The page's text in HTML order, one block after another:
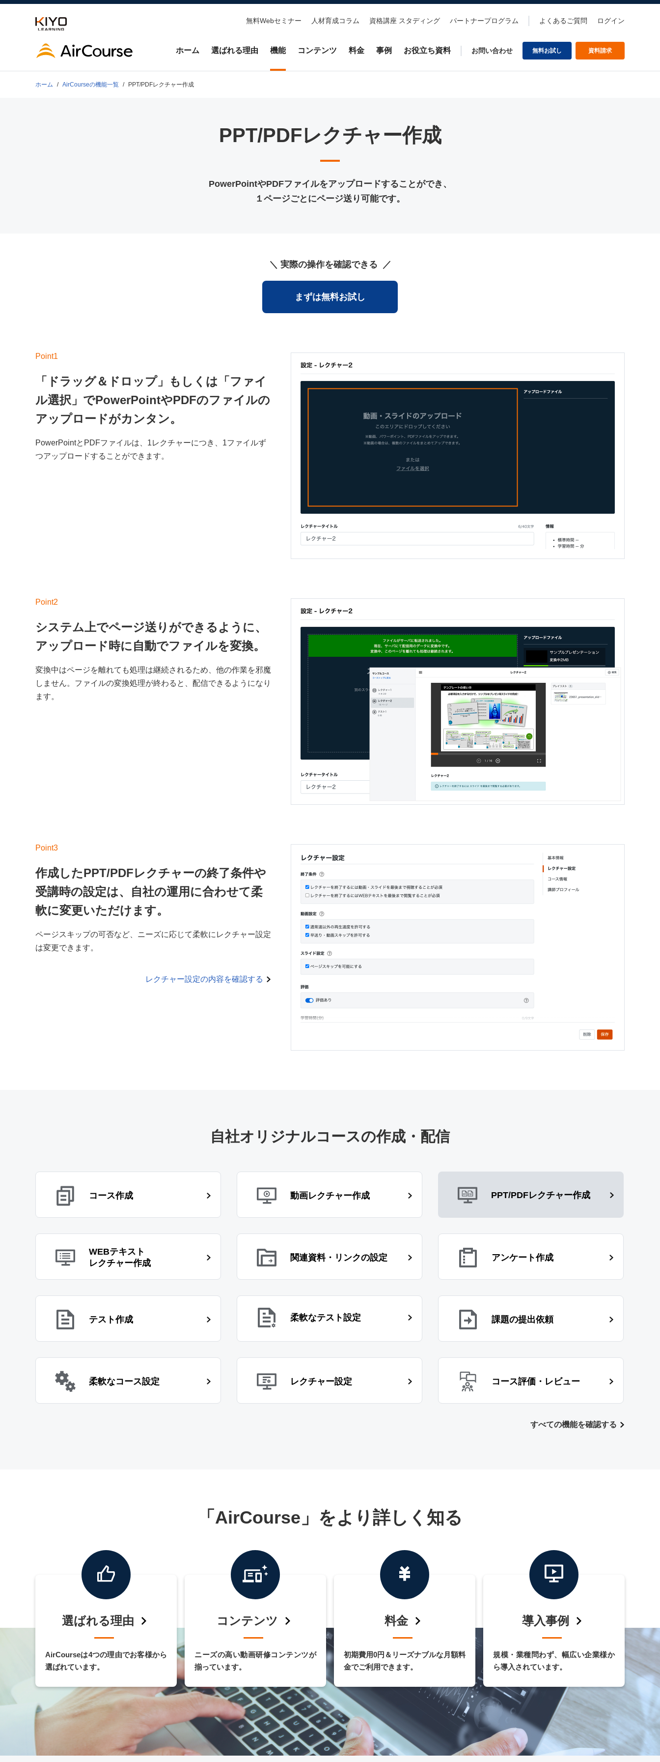
無料Webセミナー 人材育成コラム 資格講座 スタディング パートナープログラム よくあるご質問 ログイン
ホーム 選ばれる理由 機能 コンテンツ 料金 事例 お役立ち資料 お問い合わせ 無料お試し 資料請求
ホーム AirCourseの機能一覧 PPT/PDFレクチャー作成
PPT/PDFレクチャー作成
PowerPointやPDFファイルをアップロードすることができ、
１ページごとにページ送り可能です。
実際の操作を確認できる
まずは無料お試し
「ドラッグ＆ドロップ」もしくは「ファイ
ル選択」でPowerPointやPDFのファイルの
アップロードがカンタン。
PowerPointとPDFファイルは、1レクチャーにつき、1ファイルず
つアップロードすることができます。
システム上でページ送りができるように、
アップロード時に自動でファイルを変換。
変換中はページを離れても処理は継続されるため、他の作業を邪魔
しません。ファイルの変換処理が終わると、配信できるようになり
ます。
作成したPPT/PDFレクチャーの終了条件や
受講時の設定は、自社の運用に合わせて柔
軟に変更いただけます。
ページスキップの可否など、ニーズに応じて柔軟にレクチャー設定
は変更できます。
レクチャー設定の内容を確認する
自社オリジナルコースの作成・配信
コース作成 動画レクチャー作成 PPT/PDFレクチャー作成
WEBテキスト
レクチャー作成
関連資料・リンクの設定 アンケート作成
テスト作成 柔軟なテスト設定 課題の提出依頼
柔軟なコース設定 レクチャー設定 コース評価・レビュー
すべての機能を確認する
「AirCourse」をより詳しく知る
選ばれる理由
AirCourseは4つの理由でお客様から
選ばれています。
コンテンツ
ニーズの高い動画研修コンテンツが
揃っています。
料金
初期費用0円＆リーズナブルな月額料
金でご利用できます。
導入事例
規模・業種問わず、幅広い企業様か
ら導入されています。